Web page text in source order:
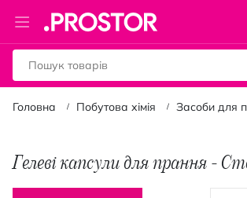
Toggle
Nav
Головна Побутова хімія Засоби для
Гелеві капсули для прання -